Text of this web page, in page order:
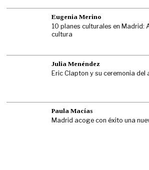
Eugenia Merino
10 planes culturales en Madrid:
cultura
Julia Menéndez
Eric Clapton y su ceremonia del
Paula Macías
Madrid acoge con éxito una